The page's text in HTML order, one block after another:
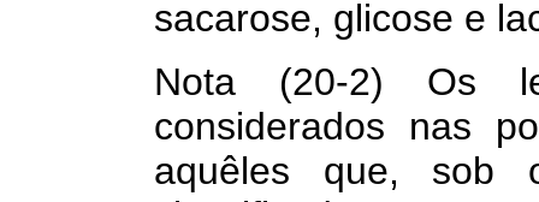
sacarose, glicose e
Nota (20-2) Os
considerados nas
aquêles que, sob